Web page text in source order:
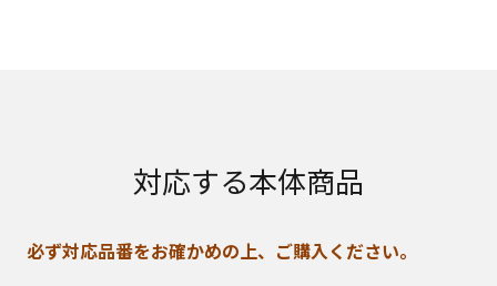
対応する本体商品
必ず対応品番をお確かめの上、ご購入ください。